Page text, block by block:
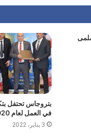
بتروجاس تحتفل
في العمل لعام 2020
3 يناير، 2022